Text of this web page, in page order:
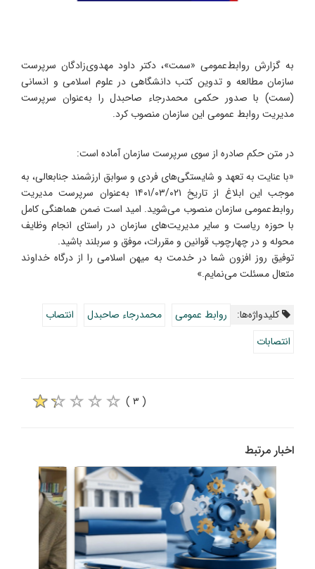
به گزارش روابط‌عمومی «سمت»، دکتر داود مهدوی‌زادگان سرپرست
سازمان مطالعه و تدوین کتب دانشگاهی در علوم اسلامی و انسانی
(سمت) با صدور حکمی محمدرجاء صاحبدل را به‌عنوان سرپرست
مدیریت روابط‌ عمومی این سازمان منصوب کرد.
در متن حکم صادره از سوی سرپرست سازمان آماده است:
«با عنایت به تعهد و شایستگی‌های فردی و سوابق ارزشمند جنابعالی، به
موجب این ابلاغ از تاریخ ۱۴۰۱/۰۳/۰۲۱ به‌عنوان سرپرست مدیریت
روابط‌عمومی سازمان منصوب می‌شوید. امید است ضمن هماهنگی کامل
با حوزه ریاست و سایر مدیریت‌های سازمان در راستای انجام وظایف
محوله و در چهارچوب قوانین و مقررات، موفق و سربلند باشید.
توفیق روز افزون شما در خدمت به میهن اسلامی را از درگاه خداوند
متعال مسئلت می‌نمایم.»
کلیدواژه‌ها: روابط عمومی محمدرجاء صاحبدل
انتصاب
انتصابات
( ۳ )
اخبار مرتبط